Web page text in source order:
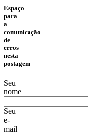
Espaço
para
a
comunicação
de
erros
nesta
postagem
Seu
nome
Seu
e-
mail